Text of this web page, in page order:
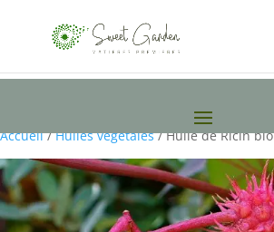
Accueil/Huiles vegetales/ Huile de Ricin bio